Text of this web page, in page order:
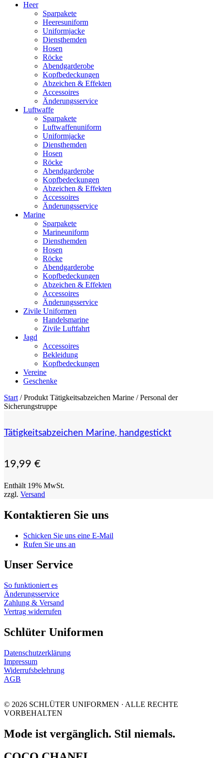
Heer
Sparpakete
Heeresuniform
Uniformjacke
Diensthemden
Hosen
Röcke
Abendgarderobe
Kopfbedeckungen
Abzeichen & Effekten
Accessoires
Änderungsservice
Luftwaffe
Sparpakete
Luftwaffenuniform
Uniformjacke
Diensthemden
Hosen
Röcke
Abendgarderobe
Kopfbedeckungen
Abzeichen & Effekten
Accessoires
Änderungsservice
Marine
Sparpakete
Marineuniform
Diensthemden
Hosen
Röcke
Abendgarderobe
Kopfbedeckungen
Abzeichen & Effekten
Accessoires
Änderungsservice
Zivile Uniformen
Handelsmarine
Zivile Luftfahrt
Jagd
Accessoires
Bekleidung
Kopfbedeckungen
Vereine
Geschenke
Start / Produkt Tätigkeitsabzeichen Marine / Personal der
Sicherungstruppe
Tätigkeitsabzeichen Marine, handgestickt
19,99 €
Enthält 19% MwSt.
zzgl. Versand
Kontaktieren Sie uns
Schicken Sie uns eine E-Mail
Rufen Sie uns an
Unser Service
So funktioniert es
Änderungsservice
Zahlung & Versand
Vertrag widerrufen
Schlüter Uniformen
Datenschutzerklärung
Impressum
Widerrufsbelehrung
AGB
© 2026 SCHLÜTER UNIFORMEN · ALLE RECHTE
VORBEHALTEN
Mode ist vergänglich. Stil niemals.